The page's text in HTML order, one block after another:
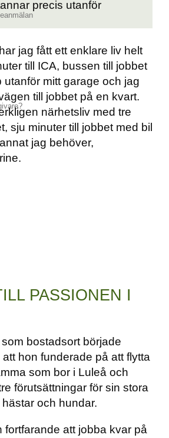
precis utanför
jag fått ett enklare liv helt
till ICA, bussen till jobbet
utanför mitt garage och jag
till jobbet på en kvart.
närhetsliv med tre
sju minuter till jobbet med bil
jag behöver,
PASSIONEN I
bostadsort började
hon funderade på att flytta
som bor i Luleå och
förutsättningar för sin stora
och hundar.
fortfarande att jobba kvar på